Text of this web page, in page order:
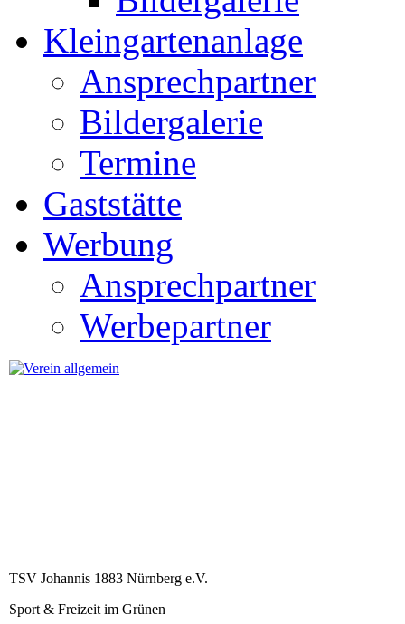
Kleingartenanlage
Ansprechpartner
Bildergalerie
Termine
Gaststätte
Werbung
Ansprechpartner
Werbepartner
TSV Johannis 1883 Nürnberg e.V.
Sport & Freizeit im Grünen